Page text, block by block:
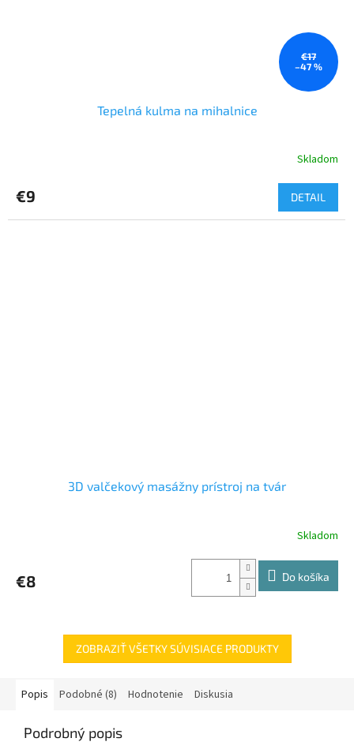
€17
–47 %
Tepelná kulma na mihalnice
Skladom
€9 DETAIL
3D valčekový masážny prístroj na tvár
Skladom
€8 Do košíka
ZOBRAZIŤ VŠETKY SÚVISIACE PRODUKTY
Popis Podobné (8) Hodnotenie Diskusia
Podrobný popis